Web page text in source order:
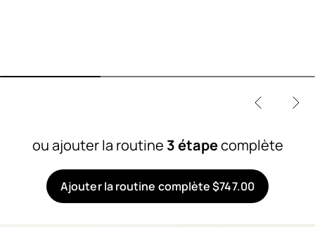
ou ajouter la routine 3 étapecomplète
Ajouter la routine complète $747.00